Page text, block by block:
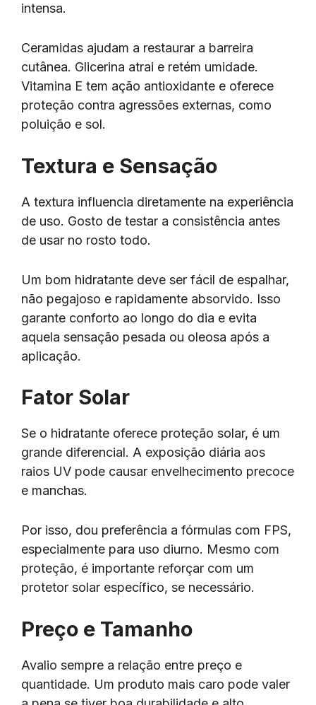
intensa.
Ceramidas ajudam a restaurar a barreira
cutânea. Glicerina atrai e retém umidade.
Vitamina E tem ação antioxidante e oferece
proteção contra agressões externas, como
poluição e sol.
Textura e Sensação
A textura influencia diretamente na experiência
de uso. Gosto de testar a consistência antes
de usar no rosto todo.
Um bom hidratante deve ser fácil de espalhar,
não pegajoso e rapidamente absorvido. Isso
garante conforto ao longo do dia e evita
aquela sensação pesada ou oleosa após a
aplicação.
Fator Solar
Se o hidratante oferece proteção solar, é um
grande diferencial. A exposição diária aos
raios UV pode causar envelhecimento precoce
e manchas.
Por isso, dou preferência a fórmulas com FPS,
especialmente para uso diurno. Mesmo com
proteção, é importante reforçar com um
protetor solar específico, se necessário.
Preço e Tamanho
Avalio sempre a relação entre preço e
quantidade. Um produto mais caro pode valer